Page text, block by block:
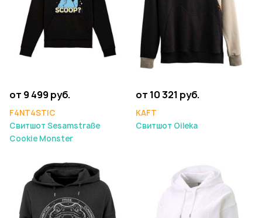
от 9 499 руб.
F4NT4STIC
Свитшот Sesamstraße
Cookie Monster
от 10 321 руб.
KAFT
Свитшот Oileka